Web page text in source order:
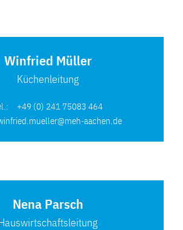
Winfried Müller
Küchenleitung
+49 (0) 241 75083 464
aachen.de
Nena Parsch